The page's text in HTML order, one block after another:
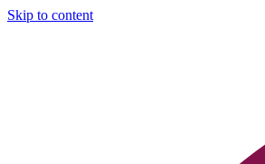
Skip to content